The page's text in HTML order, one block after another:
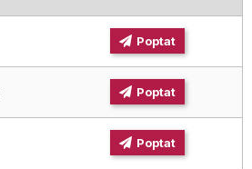
Poptat
Poptat
Poptat